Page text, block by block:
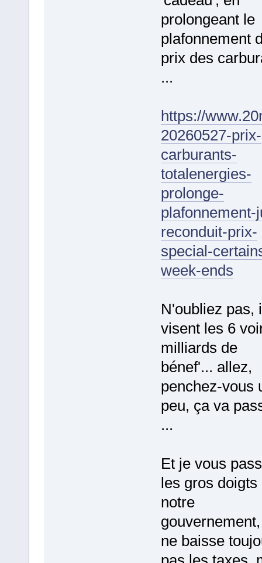
prolongeant le
plafonnement
prix des
...
https://
20260527-prix-
carburants-
totalenergies-
prolonge-
plafonnement-
reconduit-prix-
special-
week-ends
N'oubliez pas,
visent les 6
milliards de
bénef'... allez,
penchez-vous
peu, ça va
...
Et je vous
les gros doigts
notre
ne baisse